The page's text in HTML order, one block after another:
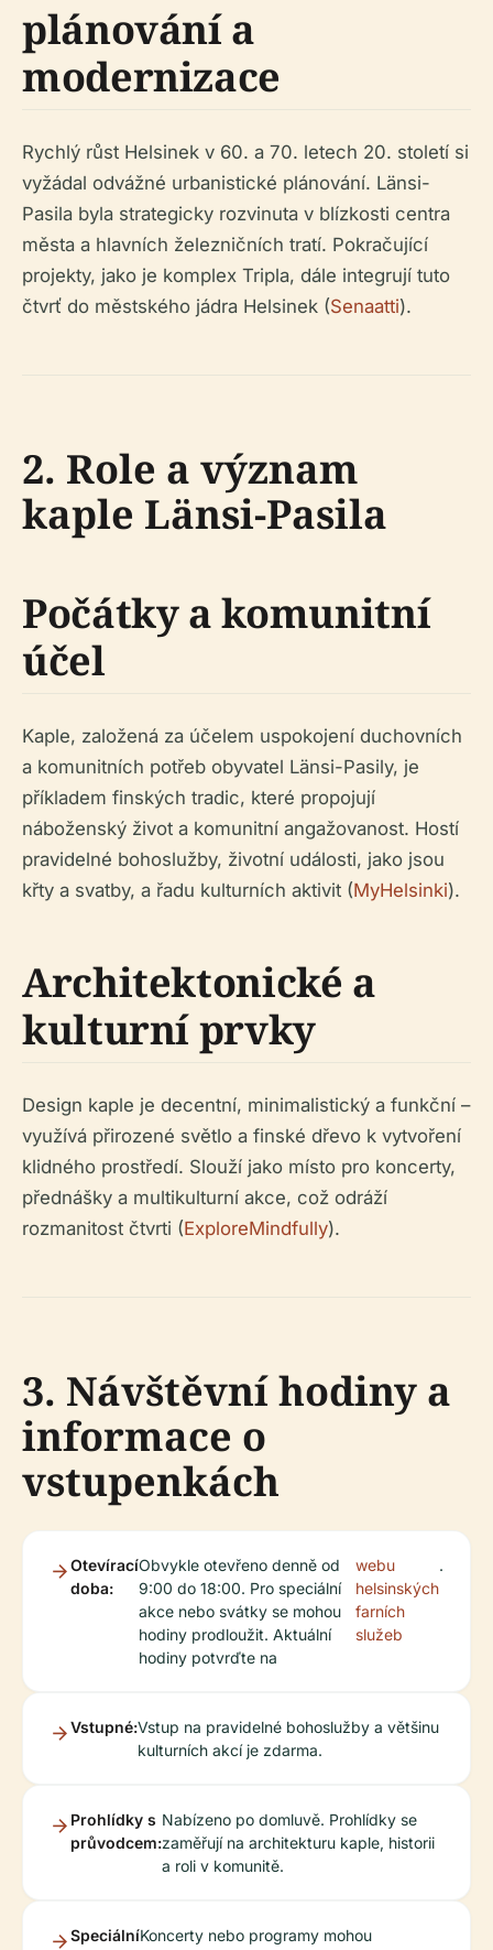
plánování a
modernizace
Rychlý růst Helsinek v 60. a 70. letech 20. století si
vyžádal odvážné urbanistické plánování. Länsi-
Pasila byla strategicky rozvinuta v blízkosti centra
města a hlavních železničních tratí. Pokračující
projekty, jako je komplex Tripla, dále integrují tuto
čtvrť do městského jádra Helsinek (Senaatti).
2. Role a význam
kaple Länsi-Pasila
Počátky a komunitní
účel
Kaple, založená za účelem uspokojení duchovních
a komunitních potřeb obyvatel Länsi-Pasily, je
příkladem finských tradic, které propojují
náboženský život a komunitní angažovanost. Hostí
pravidelné bohoslužby, životní události, jako jsou
křty a svatby, a řadu kulturních aktivit (MyHelsinki).
Architektonické a
kulturní prvky
Design kaple je decentní, minimalistický a funkční –
využívá přirozené světlo a finské dřevo k vytvoření
klidného prostředí. Slouží jako místo pro koncerty,
přednášky a multikulturní akce, což odráží
rozmanitost čtvrti (ExploreMindfully).
3. Návštěvní hodiny a
informace o
vstupenkách
Otevírací
doba:
Obvykle otevřeno denně od
9:00 do 18:00. Pro speciální
akce nebo svátky se mohou
hodiny prodloužit. Aktuální
hodiny potvrďte na
webu
helsinských
farních
služeb
.
Vstupné:Vstup na pravidelné bohoslužby a většinu
kulturních akcí je zdarma.
Prohlídky s
průvodcem:
Nabízeno po domluvě. Prohlídky se
zaměřují na architekturu kaple, historii
a roli v komunitě.
SpeciálníKoncerty nebo programy mohou